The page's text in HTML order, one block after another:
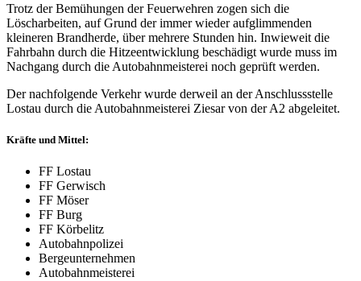
Trotz der Bemühungen der Feuerwehren zogen sich die
Löscharbeiten, auf Grund der immer wieder aufglimmenden
kleineren Brandherde, über mehrere Stunden hin. Inwieweit die
Fahrbahn durch die Hitzeentwicklung beschädigt wurde muss im
Nachgang durch die Autobahnmeisterei noch geprüft werden.
Der nachfolgende Verkehr wurde derweil an der Anschlussstelle
Lostau durch die Autobahnmeisterei Ziesar von der A2 abgeleitet.
Kräfte und Mittel:
FF Lostau
FF Gerwisch
FF Möser
FF Burg
FF Körbelitz
Autobahnpolizei
Bergeunternehmen
Autobahnmeisterei